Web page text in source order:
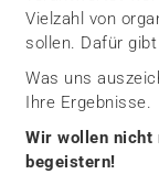
Vielzahl von
sollen. Dafür
Was uns
Ihre Ergebnisse.
Wir wollen nicht
begeistern!